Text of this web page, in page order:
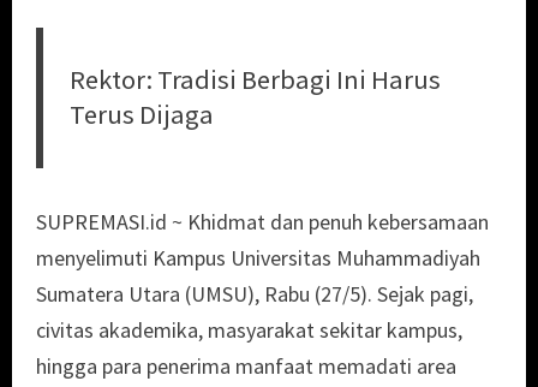
Rektor: Tradisi Berbagi Ini Harus
Terus Dijaga
SUPREMASI.id ~ Khidmat dan penuh kebersamaan
menyelimuti Kampus Universitas Muhammadiyah
Sumatera Utara (UMSU), Rabu (27/5). Sejak pagi,
civitas akademika, masyarakat sekitar kampus,
hingga para penerima manfaat memadati area